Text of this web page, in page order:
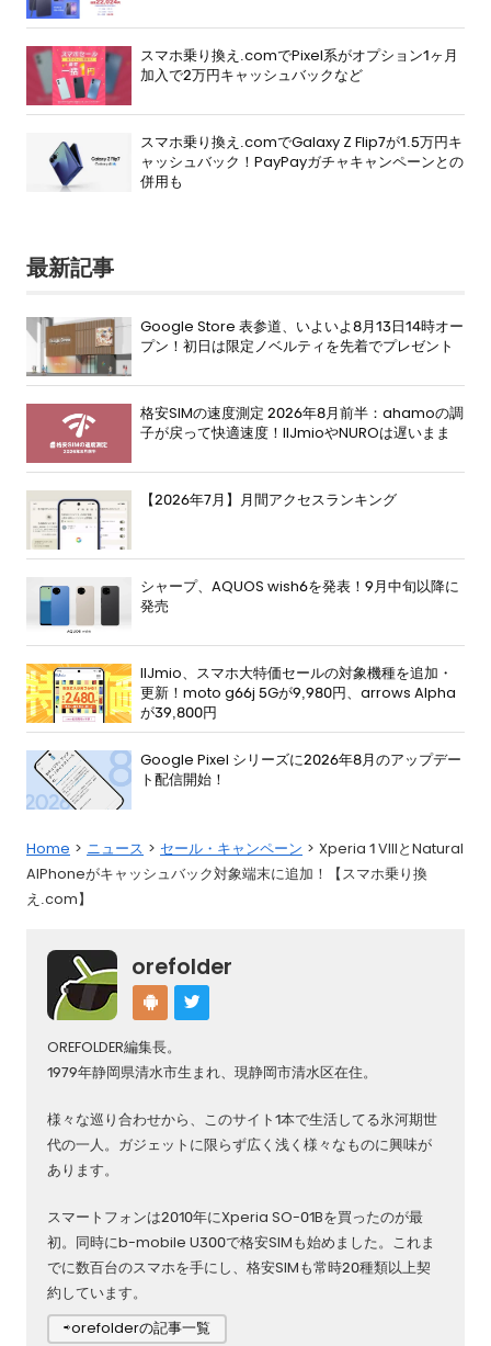
スマホ乗り換え.comでPixel系がオプション1ヶ月
加入で2万円キャッシュバックなど
スマホ乗り換え.comでGalaxy Z Flip7が1.5万円キ
ャッシュバック！PayPayガチャキャンペーンとの
併用も
最新記事
Google Store 表参道、いよいよ8月13日14時オー
プン！初日は限定ノベルティを先着でプレゼント
格安SIMの速度測定 2026年8月前半：ahamoの調
子が戻って快適速度！IIJmioやNUROは遅いまま
【2026年7月】月間アクセスランキング
シャープ、AQUOS wish6を発表！9月中旬以降に
発売
IIJmio、スマホ大特価セールの対象機種を追加・
更新！moto g66j 5Gが9,980円、arrows Alpha
が39,800円
Google Pixel シリーズに2026年8月のアップデー
ト配信開始！
Home ニュース セール・キャンペーン
Xperia 1 VIIIとNatural
AIPhoneがキャッシュバック対象端末に追加！【スマホ乗り換
え.com】
orefolder
OREFOLDER編集長。
1979年静岡県清水市生まれ、現静岡市清水区在住。
様々な巡り合わせから、このサイト1本で生活してる氷河期世
代の一人。ガジェットに限らず広く浅く様々なものに興味が
あります。
スマートフォンは2010年にXperia SO-01Bを買ったのが最
初。同時にb-mobile U300で格安SIMも始めました。これま
でに数百台のスマホを手にし、格安SIMも常時20種類以上契
約しています。
⇨orefolderの記事一覧